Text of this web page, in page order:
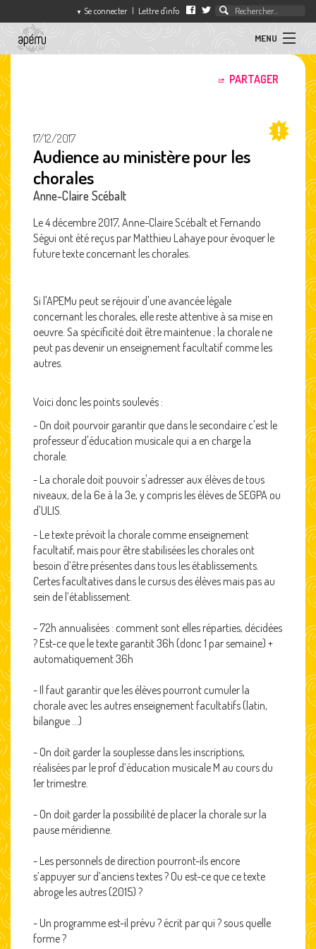
▼ Se connecter | Lettre d'info
d'éducation
musicale
MENU
SÉQUENCES
L'APEMU
CONTACT
PARTAGER
17/12/2017
Audience au ministère pour les
chorales
Anne-Claire Scébalt
Le 4 décembre 2017, Anne-Claire Scébalt et Fernando
Ségui ont été reçus par Matthieu Lahaye pour évoquer le
future texte concernant les chorales.
Si l'APEMu peut se réjouir d'une avancée légale
concernant les chorales, elle reste attentive à sa mise en
oeuvre. Sa spécificité doit être maintenue ; la chorale ne
peut pas devenir un enseignement facultatif comme les
autres.
Voici donc les points soulevés :
- On doit pourvoir garantir que dans le secondaire c'est le
professeur d'éducation musicale qui a en charge la
chorale.
- La chorale doit pouvoir s'adresser aux élèves de tous
niveaux, de la 6e à la 3e, y compris les élèves de SEGPA ou
d'ULIS.
- Le texte prévoit la chorale comme enseignement
facultatif, mais pour être stabilisées les chorales ont
besoin d’être présentes dans tous les établissements.
Certes facultatives dans le cursus des élèves mais pas au
sein de l’établissement.
- 72h annualisées : comment sont elles réparties, décidées
? Est-ce que le texte garantit 36h (donc 1 par semaine) +
automatiquement 36h
- Il faut garantir que les élèves pourront cumuler la
chorale avec les autres enseignement facultatifs (latin,
bilangue ...)
- On doit garder la souplesse dans les inscriptions,
réalisées par le prof d’éducation musicale M au cours du
1er trimestre.
- On doit garder la possibilité de placer la chorale sur la
pause méridienne.
- Les personnels de direction pourront-ils encore
s’appuyer sur d’anciens textes ? Ou est-ce que ce texte
abroge les autres (2015) ?
- Un programme est-il prévu ? écrit par qui ? sous quelle
forme ?